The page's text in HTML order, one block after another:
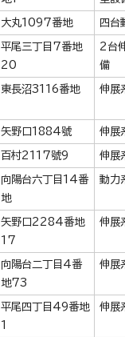
大丸1097番地 四台
平尾三丁目7番地
20
2台
備
東長沼3116番地 伸展
矢野口1884號 伸展
百村2117號9 伸展
向陽台六丁目14番
地
動力
矢野口2284番地
17
伸展
向陽台二丁目4番
地73
伸展
平尾四丁目49番地
1
伸展